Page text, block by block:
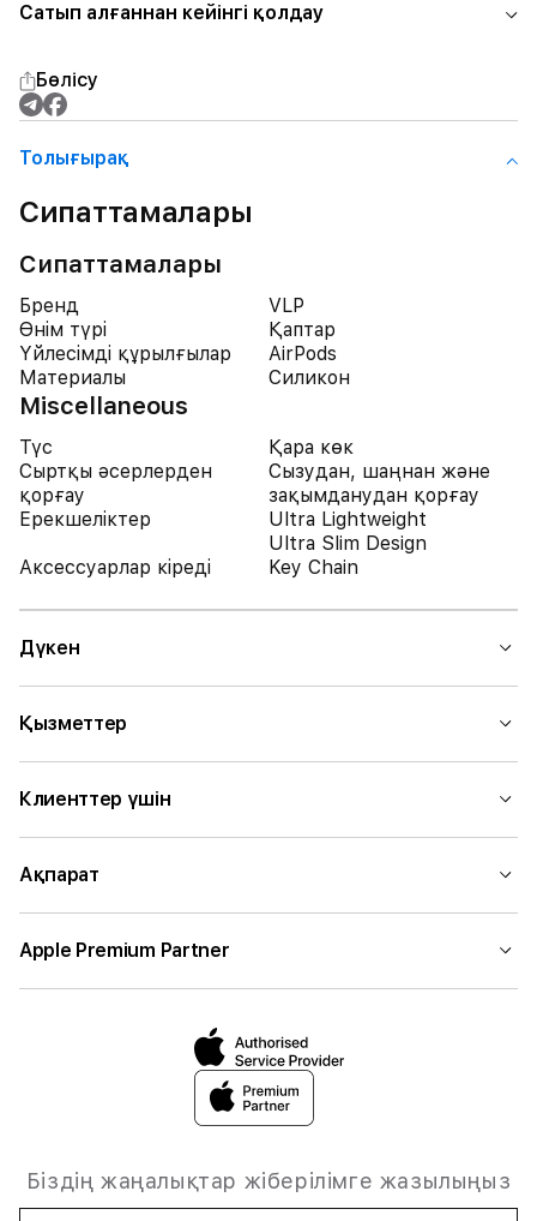
Сатып алғаннан кейінгі қолдау
Бөлісу
Толығырақ
Сипаттамалары
Сипаттамалары
Бренд
VLP
Өнім түрі
Қаптар
Үйлесімді құрылғылар
AirPods
Материалы
Силикон
Miscellaneous
Түс
Қара көк
Сыртқы әсерлерден
қорғау
Сызудан, шаңнан және
зақымданудан қорғау
Ерекшеліктер
Ultra Lightweight
Ultra Slim Design
Аксессуарлар кіреді
Key Chain
Дүкен
Қызметтер
Клиенттер үшін
Ақпарат
Apple Premium Partner
Біздің жаңалықтар жіберілімге жазылыңыз